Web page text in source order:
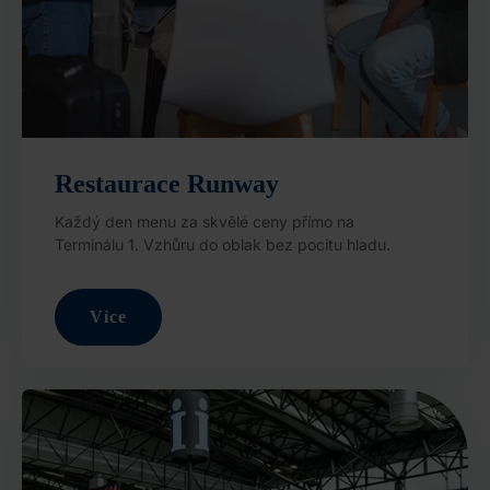
Restaurace Runway
Každý den menu za skvělé ceny přímo na
Terminálu 1. Vzhůru do oblak bez pocitu hladu.
Více